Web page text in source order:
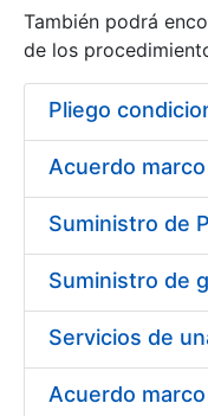
También podrá
de los